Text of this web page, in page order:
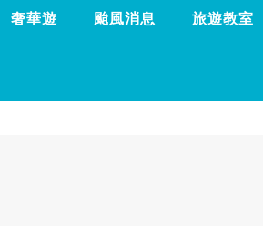
奢華遊 颱風消息 旅遊教室